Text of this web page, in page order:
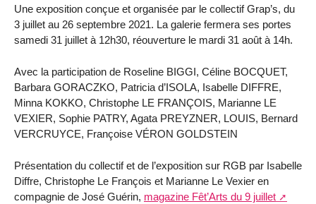
Une exposition conçue et organisée par le collectif Grap’s, du
3 juillet au 26 septembre 2021. La galerie fermera ses portes
samedi 31 juillet à 12h30, réouverture le mardi 31 août à 14h.
Avec la participation de Roseline BIGGI, Céline BOCQUET,
Barbara GORACZKO, Patricia d’ISOLA, Isabelle DIFFRE,
Minna KOKKO, Christophe LE FRANÇOIS, Marianne LE
VEXIER, Sophie PATRY, Agata PREYZNER, LOUIS, Bernard
VERCRUYCE, Françoise VÉRON GOLDSTEIN
Présentation du collectif et de l’exposition sur RGB par Isabelle
Diffre, Christophe Le François et Marianne Le Vexier en
compagnie de José Guérin, magazine Fêt’Arts du 9 juillet